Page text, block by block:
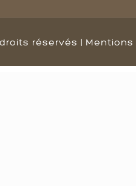
réservés | Mentions